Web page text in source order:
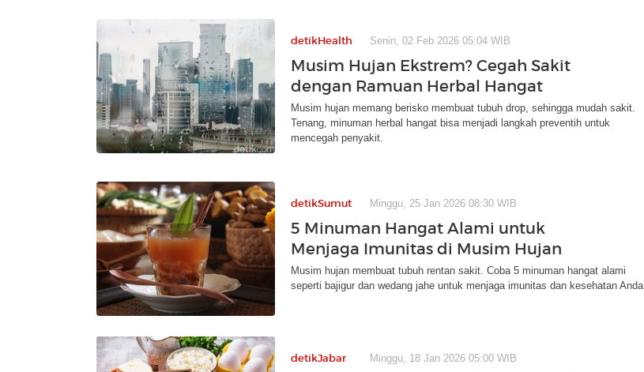
detikHealth Senin, 02 Feb 2026 05:04 WIB
Musim Hujan Ekstrem? Cegah Sakit
dengan Ramuan Herbal Hangat
Musim hujan memang berisko membuat tubuh drop, sehingga mudah sakit.
Tenang, minuman herbal hangat bisa menjadi langkah preventih untuk
mencegah penyakit.
detikSumut Minggu, 25 Jan 2026 08:30 WIB
5 Minuman Hangat Alami untuk
Menjaga Imunitas di Musim Hujan
Musim hujan membuat tubuh rentan sakit. Coba 5 minuman hangat alami
seperti bajigur dan wedang jahe untuk menjaga imunitas dan kesehatan Anda.
detikJabar Minggu, 18 Jan 2026 05:00 WIB